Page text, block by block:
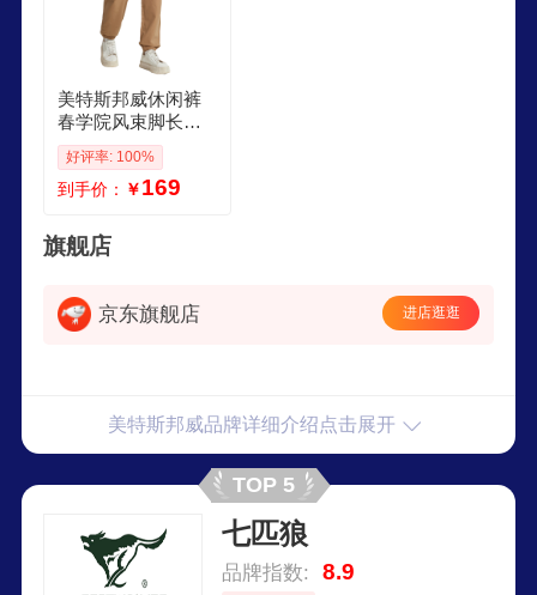
美特斯邦威休闲裤
春学院风束脚长裤
男休闲工装裤哈伦
小脚长裤潮 迷彩印
花 L 175 80A
好评率: 100%
到手价： ￥169
旗舰店
京东旗舰店 进店逛逛
美特斯邦威品牌详细介绍点击展开
TOP 5
七匹狼
品牌指数: 8.9